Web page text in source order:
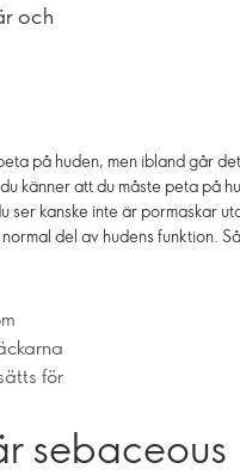
och
på huden, men ibland går
känner att du måste peta på
ser kanske inte är pormaskar
del av hudens funktion.
för
sebaceous